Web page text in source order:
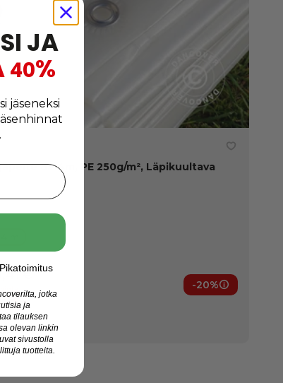
8x14m, PE 250g/m², Läpikuultava
m
hinta
€
€
-20%
Jäsenedut
12 elok.
JA
40%
jäseneksi
jotka
ja
tilauksen
olevan linkin
sivustolla
tuotteita.